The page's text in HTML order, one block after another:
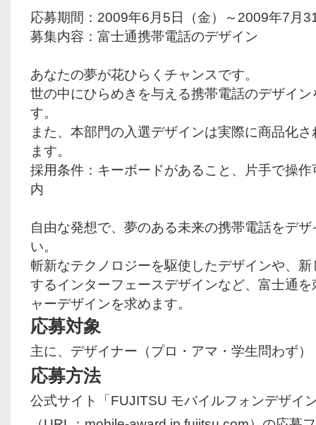
応募期間：2009年6月5日（金）～2009年7月
募集内容：富士通携帯電話のデザイン
あなたの夢が花ひらくチャンスです。
世の中にひらめきを与える携帯電話のデザイ
す。
また、本部門の入選デザインは実際に商品化
ます。
採用条件：キーボードがあること、片手で操
内
自由な発想で、夢のある未来の携帯電話をデ
い。
斬新なテクノロジーを駆使したデザインや、
するインターフェースデザインなど、富士通
ャーデザインを求めます。
応募対象
主に、デザイナー（プロ・アマ・学生問わず）
応募方法
公式サイト「FUJITSU モバイルフォンデザイ